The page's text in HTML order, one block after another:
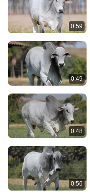
0:59
0:49
0:48
0:56